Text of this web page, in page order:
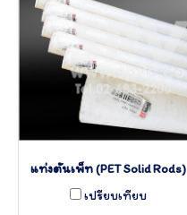
แท่งตันเพ็ท (PET Solid Rods)
เปรียบเทียบ